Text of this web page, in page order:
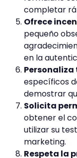
completar
Ofrece
pequeño
en la
específicos
demostrar
Solicita
obtener el
utilizar su
marketing.
Respeta la